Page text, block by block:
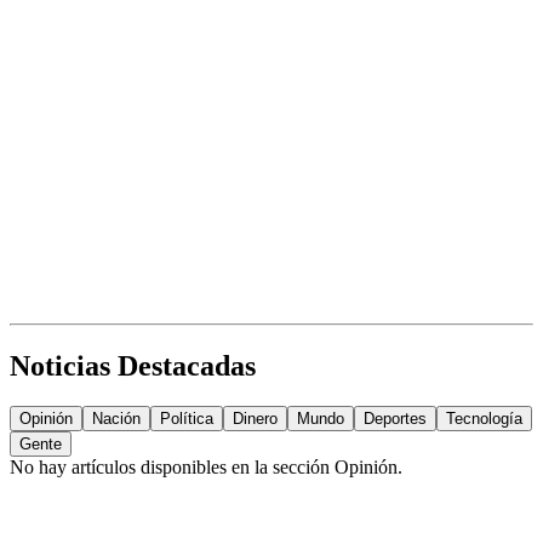
Noticias Destacadas
Opinión Nación Política Dinero Mundo Deportes
Tecnología
Gente
No hay artículos disponibles en la sección Opinión.